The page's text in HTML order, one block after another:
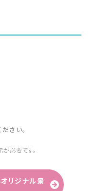
さい。
必要です。
リジナル景